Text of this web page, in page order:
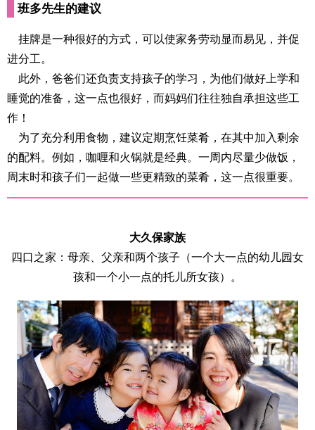
班多先生的建议
挂牌是一种很好的方式，可以使家务劳动显而易见，并促
进分工。
此外，爸爸们还负责支持孩子的学习，为他们做好上学和
睡觉的准备，这一点也很好，而妈妈们往往独自承担这些工
作！
为了充分利用食物，建议定期烹饪菜肴，在其中加入剩余
的配料。例如，咖喱和火锅就是经典。一周内尽量少做饭，
周末时和孩子们一起做一些更精致的菜肴，这一点很重要。
大久保家族
四口之家：母亲、父亲和两个孩子（一个大一点的幼儿园女
孩和一个小一点的托儿所女孩）。